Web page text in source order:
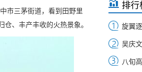
市三茅街道，看到田野里
、丰产丰收的火热景象。
排行
旋翼
吴庆
八旬